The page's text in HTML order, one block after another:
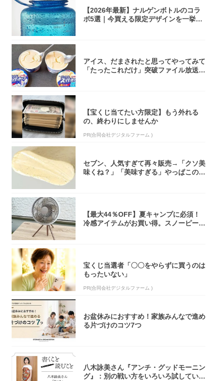
【2026年最新】ナルゲンボトルのコラ
ボ5選｜今買える限定デザインを一挙紹
アイス、だまされたと思ってやってみて
「たったこれだけ」突破ファイル放送で
【宝くじ当てたい方限定】もう外れる
の、終わりにしませんか
PR(合同会社デジタルファーム )
セブン、人気すぎて再々販売→「クソ美
味くね？」「美味すぎる」やっぱこのク
【最大44％OFF】夏キャンプに必須！
冷感アイテムがお買い得。スノーピー
宝くじ当選者「〇〇をやらずに買うのは
もったいない」
PR(合同会社デジタルファーム )
お盆休みにおすすめ！家族みんなで進め
る片づけのコツ7つ
八木詠美さん『アンチ・グッドモーニン
グ』：別の戦い方をいろいろ試している